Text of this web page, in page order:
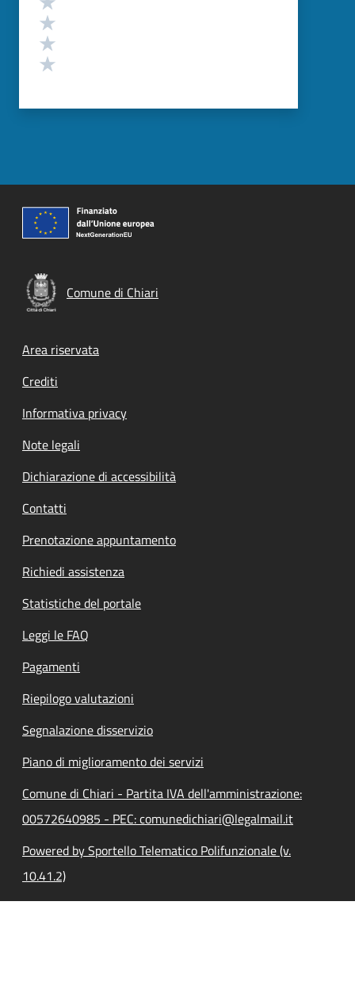
Comune di Chiari
Footer menu
Area riservata
Crediti
Informativa privacy
Note legali
Dichiarazione di accessibilità
Contatti
Prenotazione appuntamento
Richiedi assistenza
Statistiche del portale
Leggi le FAQ
Pagamenti
Riepilogo valutazioni
Segnalazione disservizio
Piano di miglioramento dei servizi
Comune di Chiari - Partita IVA dell'amministrazione:
00572640985 - PEC: comunedichiari@legalmail.it
Powered by Sportello Telematico Polifunzionale (v.
10.41.2)